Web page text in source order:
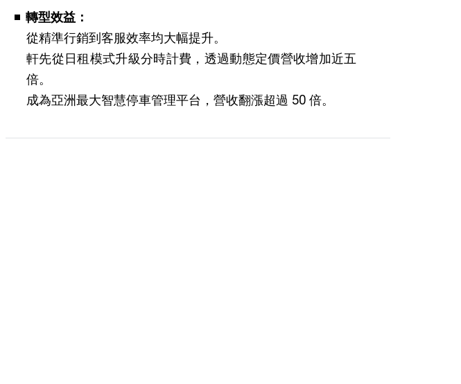
轉型效益：
從精準行銷到客服效率均大幅提升。
軒先從日租模式升級分時計費，透過動態定價營收增加近五
倍。
成為亞洲最大智慧停車管理平台，營收翻漲超過 50 倍。